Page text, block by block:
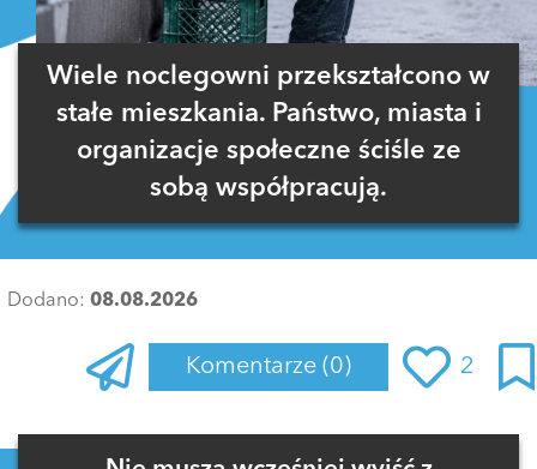
Wiele noclegowni przekształcono w
stałe mieszkania. Państwo, miasta i
organizacje społeczne ściśle ze
sobą współpracują.
Dodano: 08.08.2026
Komentarze (0) 2
Zaloguj się, aby dodać komentarz